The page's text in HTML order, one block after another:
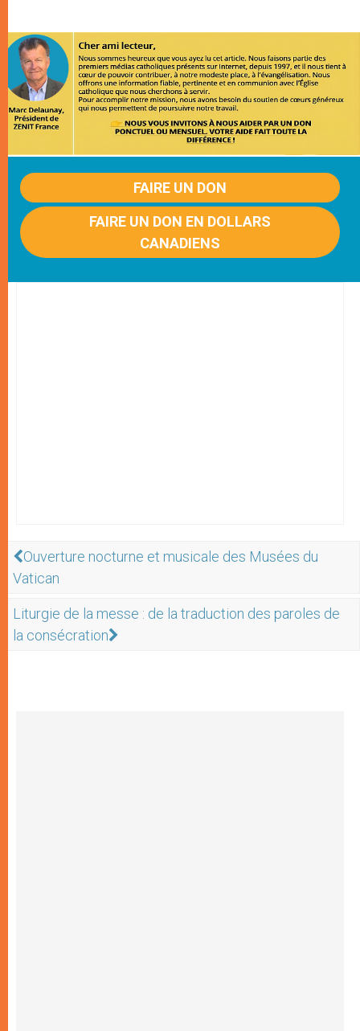
FAIRE UN DON
FAIRE UN DON EN DOLLARS
CANADIENS
Ouverture nocturne et musicale des Musées du
Vatican
Liturgie de la messe : de la traduction des paroles de
la consécration